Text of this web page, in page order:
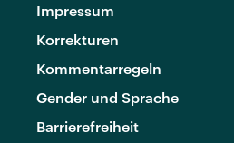
Impressum
Korrekturen
Kommentarregeln
Gender und Sprache
Barrierefreiheit